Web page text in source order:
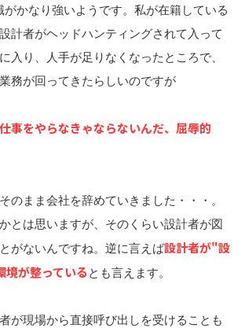
がかなり強いようです。私が在籍している
計者がヘッドハンティングされて入って
入り、人手が足りなくなったところで、
務が回ってきたらしいのですが
事をやらなきゃならないんだ、屈辱的
のまま会社を辞めていきました・・・。
とは思いますが、そのくらい設計者が図
がないんですね。逆に言えば設計者が"設
が整っている とも言えます。
が現場から直接呼び出しを受けることも